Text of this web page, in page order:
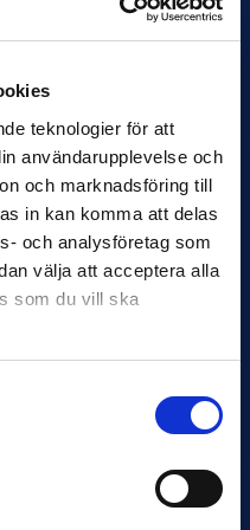
teknologier för att
användarupplevelse och
och marknadsföring till
in kan komma att delas
och analysföretag som
välja att acceptera alla
som du vill ska